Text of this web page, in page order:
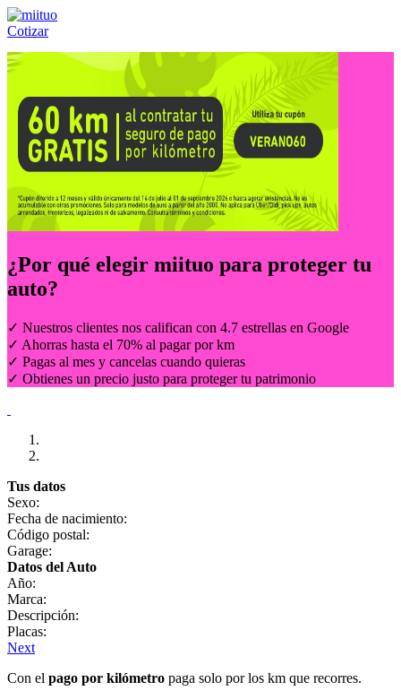
Cotizar
Llámanos al:(55) 84-21-05-00 ó
¿Por qué elegir miituo para proteger tu
auto?
✓ Nuestros clientes nos califican con 4.7 estrellas en Google
✓ Ahorras hasta el 70% al pagar por km
✓ Pagas al mes y cancelas cuando quieras
✓ Obtienes un precio justo para proteger tu patrimonio
Tus datos
Sexo:
Fecha de nacimiento:
Código postal:
Garage:
Datos del Auto
Año:
Marca:
Descripción:
Placas:
Next
Con el pago por kilómetro paga solo por los km que recorres.